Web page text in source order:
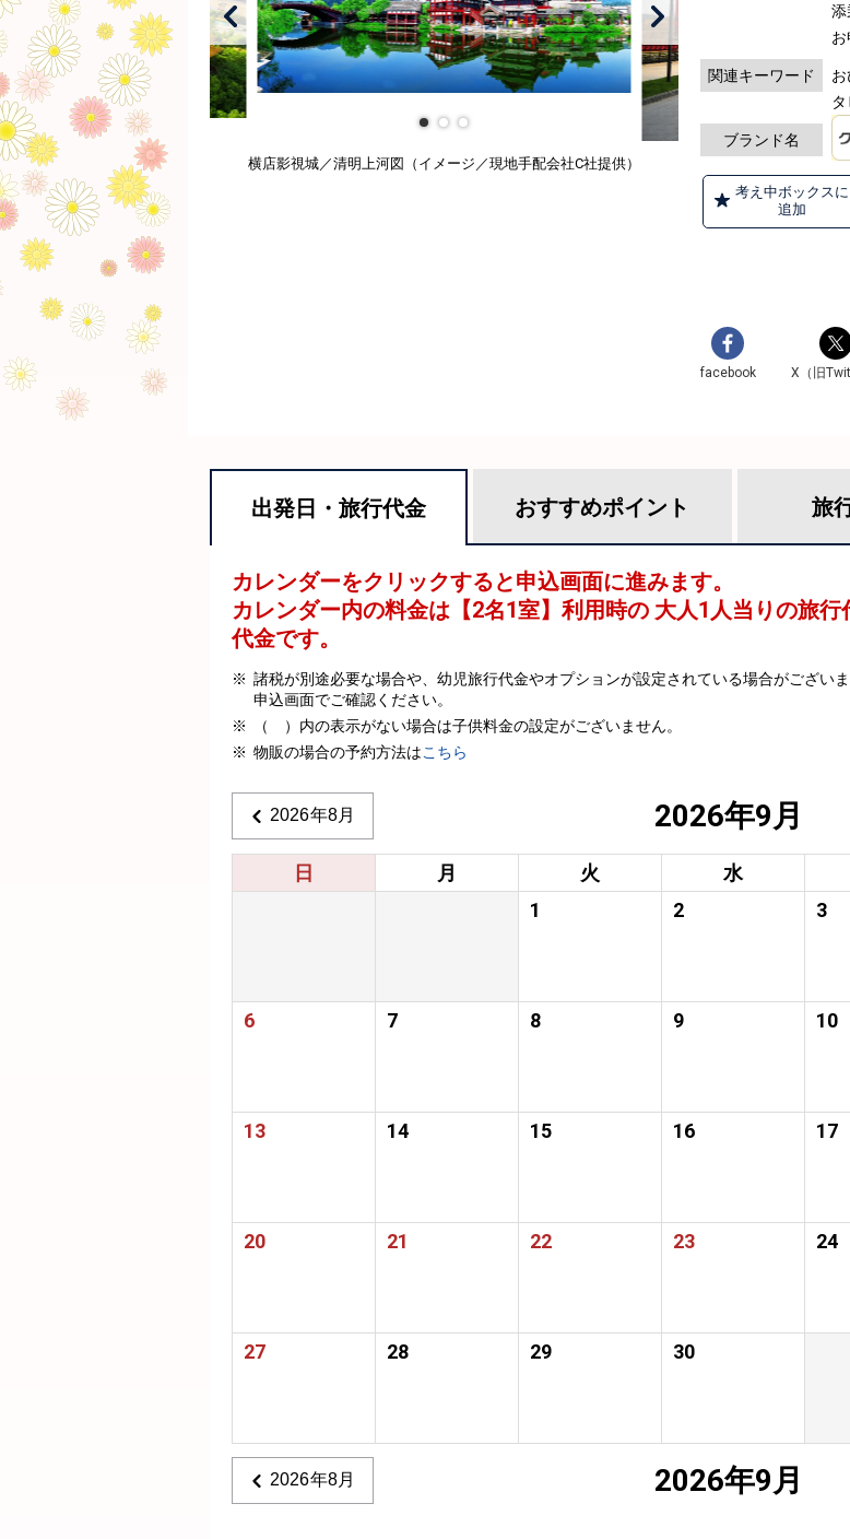
横店影視城／清明上河図（イメージ／現地手配会社C社提供）
添
お
関連キーワード
ブランド名
考え中ボックスに
追加
facebook X（旧
出発日・ 旅行代金 おすすめポイント 旅
カレンダーをクリックすると申込画面に進みます。
カレンダー内の料金は 【2名1室】利用時の 大人1人当りの旅行
代金です。
諸税が別途必要な場合や、幼児旅行代金やオプションが設定されている場合がござい
申込画面でご確認ください。
（ ）内の表示がない場合は子供料金の設定がございません。
物販の場合の予約方法はこちら
2026年8月 2026年9月
日 月 火 水
1
2 3
6 7 8 9 10
13 14 15 16 17
20 21 22 23 24
27 28 29 30
2026年8月 2026年9月